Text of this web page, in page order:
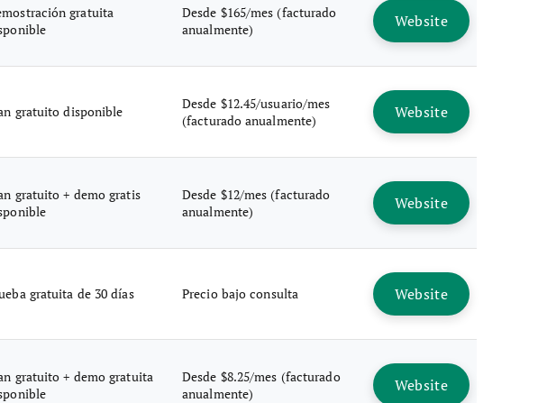
gratuita
Desde $165/mes (facturado
anualmente)
Website
gratuito disponible
Desde $12.45/usuario/mes
(facturado anualmente)
Website
gratuito + demo gratis
Desde $12/mes (facturado
anualmente)
Website
gratuita de 30 días Precio bajo consulta Website
gratuito + demo gratuita
Desde $8.25/mes (facturado
anualmente)
Website